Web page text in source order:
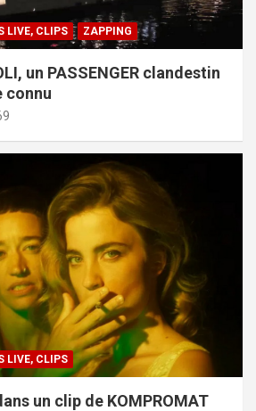
LIVE, CLIPS ZAPPING
un PASSENGER clandestin
connu
LIVE, CLIPS
un clip de KOMPROMAT